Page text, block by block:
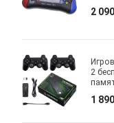
2
2
1